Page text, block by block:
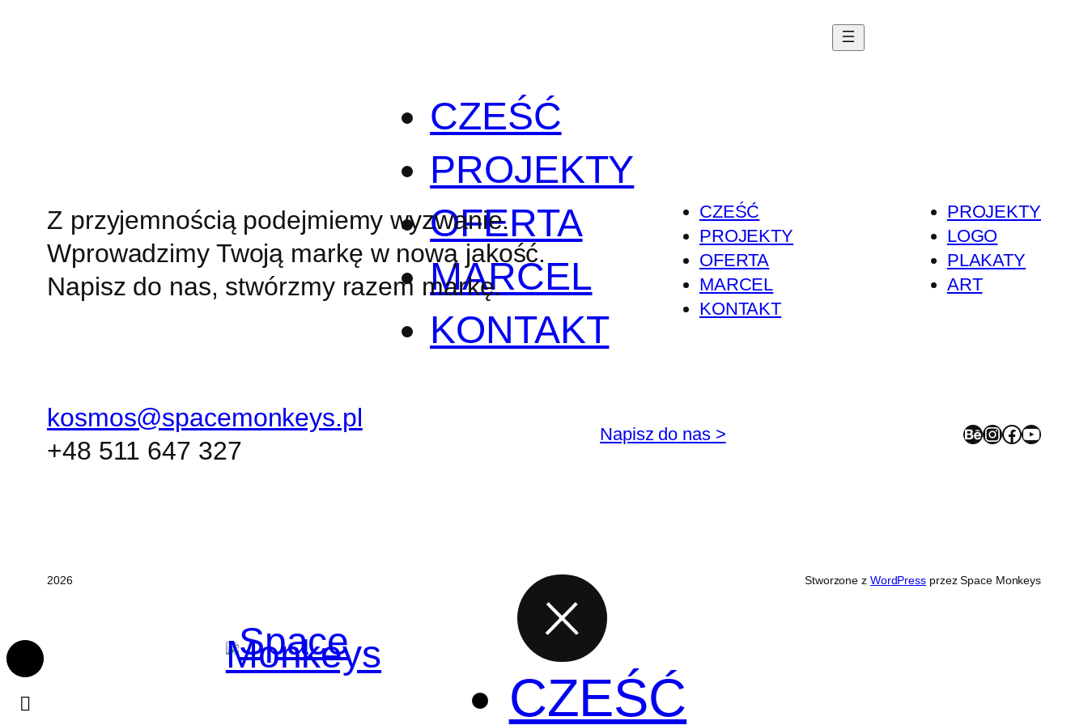
CZEŚĆ
PROJEKTY
OFERTA
MARCEL
KONTAKT
CZEŚĆ
Z przyjemnością podejmiemy wyzwanie.
Wprowadzimy Twoją markę w nową jakość.
Napisz do nas, stwórzmy razem markę.
CZEŚĆ
PROJEKTY
OFERTA
MARCEL
KONTAKT
PROJEKTY
LOGO
PLAKATY
ART
kosmos@spacemonkeys.pl
+48 511 647 327
Napisz do nas > Behance InstagramFacebook YouTube
2026 Stworzone z WordPress przez Space Monkeys